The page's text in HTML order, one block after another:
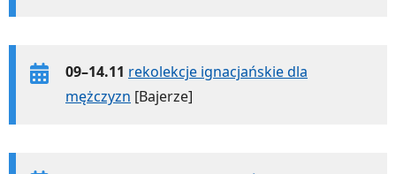
09–14.11 rekolekcje ignacjańskie dla
mężczyzn [Bajerze]